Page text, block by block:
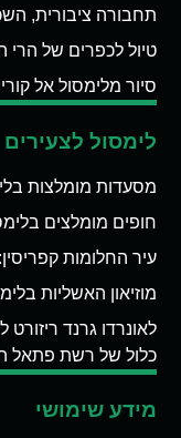
תחבורה ציבורית,
טיול לכפרים של הרי
סיור מלימסול אל
לימסול לצעירים
מסעדות מומלצות
חופים מומלצים
עיר החלומות
מוזיאון האשליות
כלול של רשת פתאל
מידע שימושי